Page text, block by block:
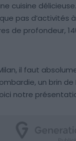
cuisine
pas
de profondeur,
il faut
un brin
notre